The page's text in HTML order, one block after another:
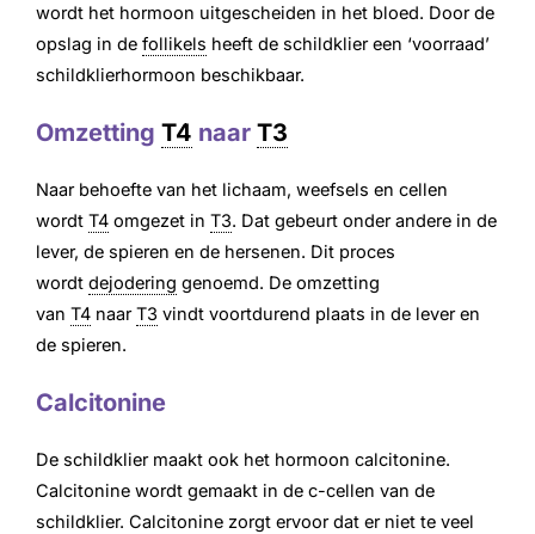
wordt het hormoon uitgescheiden in het bloed. Door de
opslag in defollikels heeft de schildklier een ‘voorraad’
schildklierhormoon beschikbaar.
OmzettingT4 naarT3
Naar behoefte van het lichaam, weefsels en cellen
wordtT4 omgezet inT3. Dat gebeurt onder andere in de
lever, de spieren en de hersenen. Dit proces
wordtdejodering genoemd. De omzetting
vanT4 naarT3 vindt voortdurend plaats in de lever en
de spieren.
Calcitonine
De schildklier maakt ook het hormoon calcitonine.
Calcitonine wordt gemaakt in de c-cellen van de
schildklier. Calcitonine zorgt ervoor dat er niet te veel